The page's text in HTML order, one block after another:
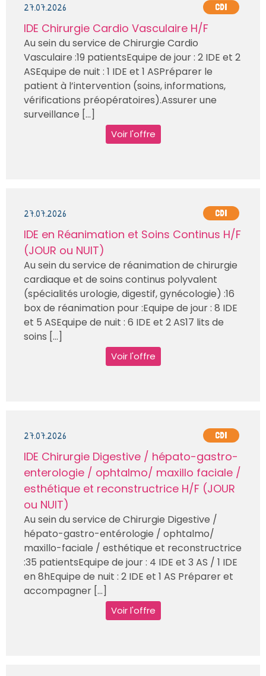
27.07.2026 CDI
IDE Chirurgie Cardio Vasculaire H/F
Au sein du service de Chirurgie Cardio
Vasculaire :19 patientsEquipe de jour : 2 IDE et 2
ASEquipe de nuit : 1 IDE et 1 ASPréparer le
patient à l’intervention (soins, informations,
vérifications préopératoires).Assurer une
surveillance [...]
Voir l'offre
27.07.2026 CDI
IDE en Réanimation et Soins Continus H/F
(JOUR ou NUIT)
Au sein du service de réanimation de chirurgie
cardiaque et de soins continus polyvalent
(spécialités urologie, digestif, gynécologie) :16
box de réanimation pour :Equipe de jour : 8 IDE
et 5 ASEquipe de nuit : 6 IDE et 2 AS17 lits de
soins [...]
Voir l'offre
27.07.2026 CDI
IDE Chirurgie Digestive / hépato-gastro-
enterologie / ophtalmo/ maxillo faciale /
esthétique et reconstructrice H/F (JOUR
ou NUIT)
Au sein du service de Chirurgie Digestive /
hépato-gastro-entérologie / ophtalmo/
maxillo-faciale / esthétique et reconstructrice
:35 patientsEquipe de jour : 4 IDE et 3 AS / 1 IDE
en 8hEquipe de nuit : 2 IDE et 1 AS Préparer et
accompagner [...]
Voir l'offre